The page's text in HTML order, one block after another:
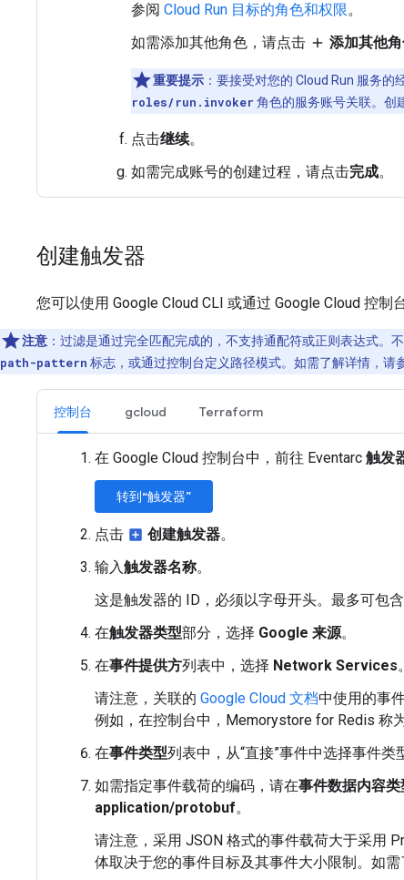
参阅 Cloud Run 目标的角色和权限。
如需添加其他角色，请点击 add 添加其他
重要提示 ：要接受对您的 Cloud Run 服务
roles/run.invoker 角色的服务账号关联。创
点击继续。
如需完成账号的创建过程，请点击完成。
创建触发器
您可以使用 Google Cloud CLI 或通过 Google Cloud 控制
注意 ：过滤是通过完全匹配完成的，不支持通配符或正则表达式。
path-pattern 标志，或通过控制台定义路径模式。如需了解详情，请
控制台 gcloud Terraform
在 Google Cloud 控制台中，前往 Eventarc 触发
转到“触发器”
点击 add_box 创建触发器。
输入触发器名称。
这是触发器的 ID，必须以字母开头。最多可包
在触发器类型部分，选择 Google 来源。
在事件提供方列表中，选择 Network Services。
请注意，关联的 Google Cloud 文档中使用的事
例如，在控制台中，Memorystore for Redis 称
在事件类型列表中，从“直接”事件中选择事件类
如需指定事件载荷的编码，请在事件数据内容类
application/protobuf。
请注意，采用 JSON 格式的事件载荷大于采用
体取决于您的事件目标及其事件大小限制。如